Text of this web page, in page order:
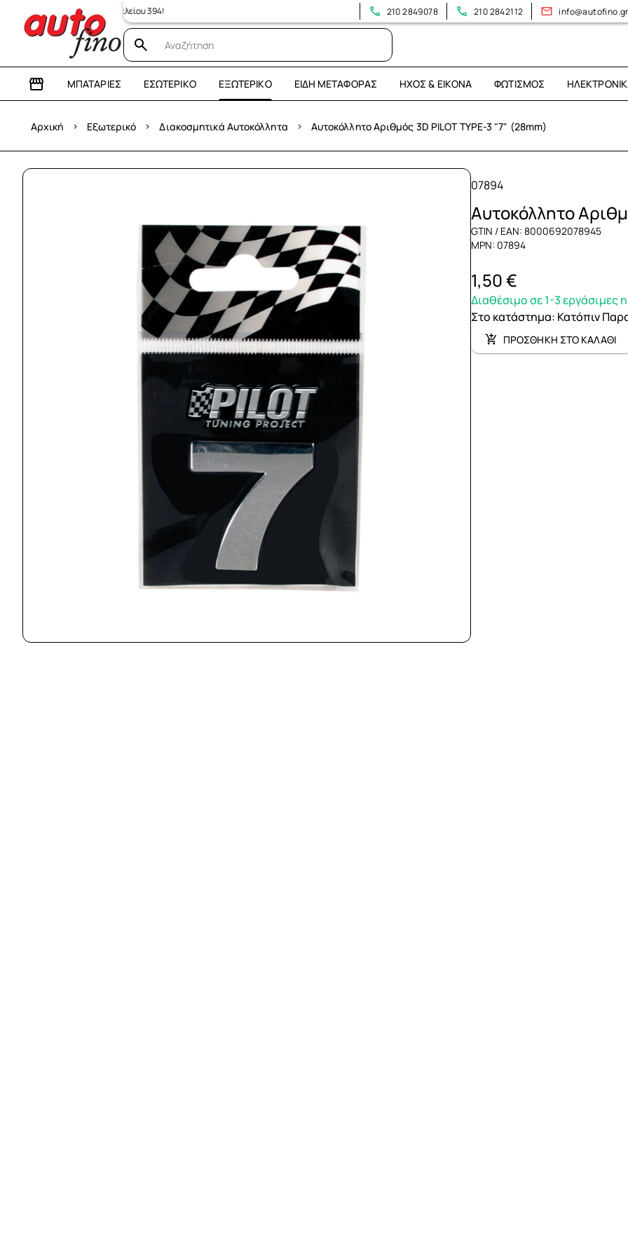
Λεωφόρος Ηρακλείου 394! 210 2849078 210 2842112 info@autofino.gr
ΜΠΑΤΑΡΊΕΣ ΕΣΩΤΕΡΙΚΌ ΕΞΩΤΕΡΙΚΌ ΕΊΔΗ ΜΕΤΑΦΟΡΆΣ ΉΧΟΣ & ΕΙΚΌΝΑ ΦΩΤΙΣΜΌΣ
Αρχική › Εξωτερικό › Διακοσμητικά Αυτοκόλλητα › Αυτοκόλλητο Αριθμός 3D PILOT TYPE-3 "7" (28mm)
07894
Αυτοκόλλητο
GTIN / EAN: 8000692078945
MPN: 07894
1,50 €
Διαθέσιμο σε 1-3 εργάσιμες
Στο κατάστημα: Κατόπιν
ΠΡΟΣΘΗΚΗ ΣΤΟ ΚΑΛΑΘΙ